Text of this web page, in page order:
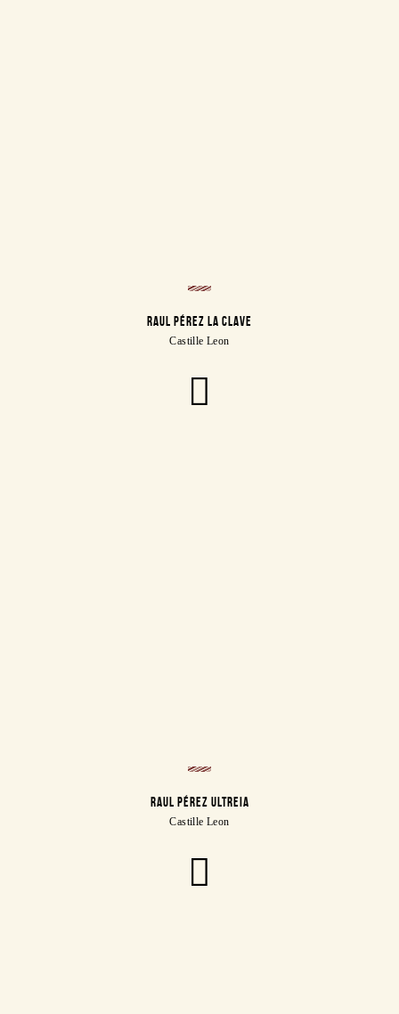
RAUL PÉREZ LA CLAVE
Castille Leon
RAUL PÉREZ ULTREIA
Castille Leon